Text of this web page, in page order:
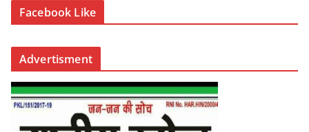
Facebook Like
Advertisment